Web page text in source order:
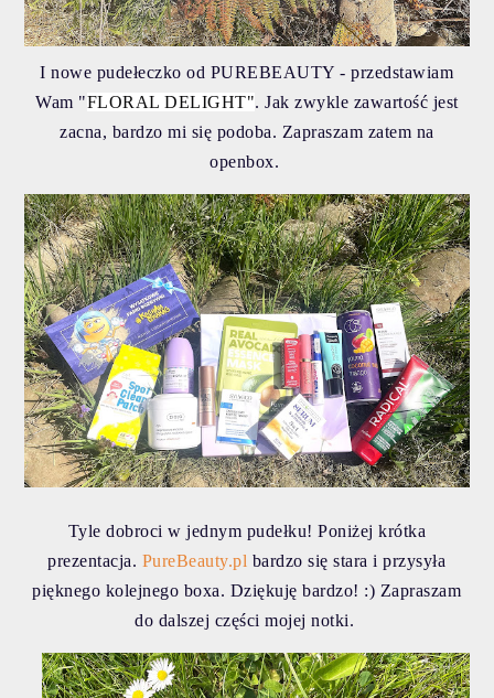
I nowe pudełeczko od PUREBEAUTY -przedstawiam
Wam "FLORAL DELIGHT". Jak zwykle zawartość jest
zacna, bardzo mi się podoba. Zapraszam zatem na
openbox.
Tyle dobroci w jednym pudełku! Poniżej krótka
prezentacja. PureBeauty.pl bardzo się stara i przysyła
pięknego kolejnego boxa. Dziękuję bardzo! :) Zapraszam
do dalszej części mojej notki.